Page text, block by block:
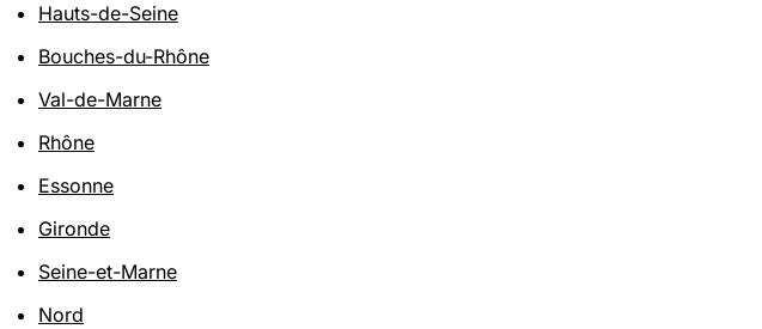
Hauts-de-Seine
Bouches-du-Rhône
Val-de-Marne
Rhône
Essonne
Gironde
Seine-et-Marne
Nord